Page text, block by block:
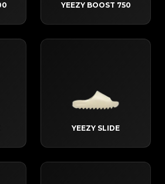
YEEZY BOOST 750
YEEZY SLIDE